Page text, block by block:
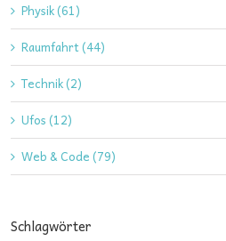
Physik (61)
Raumfahrt (44)
Technik (2)
Ufos (12)
Web & Code (79)
Schlagwörter